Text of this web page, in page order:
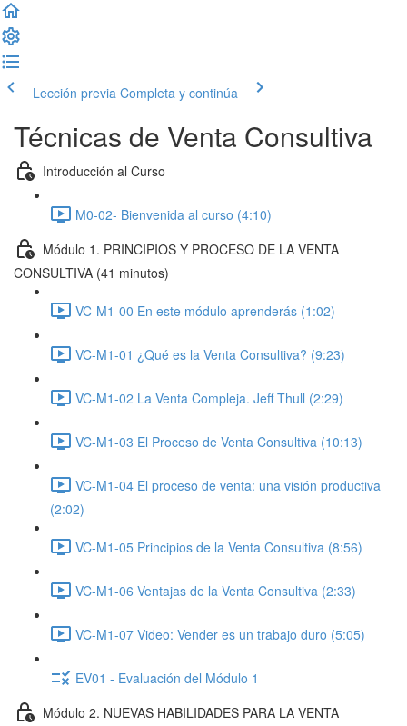
Lección previa Completa y continúa
Técnicas de Venta Consultiva
Introducción al Curso
M0-02- Bienvenida al curso (4:10)
Módulo 1. PRINCIPIOS Y PROCESO DE LA VENTA
CONSULTIVA (41 minutos)
VC-M1-00 En este módulo aprenderás (1:02)
VC-M1-01 ¿Qué es la Venta Consultiva? (9:23)
VC-M1-02 La Venta Compleja. Jeff Thull (2:29)
VC-M1-03 El Proceso de Venta Consultiva (10:13)
VC-M1-04 El proceso de venta: una visión productiva
(2:02)
VC-M1-05 Principios de la Venta Consultiva (8:56)
VC-M1-06 Ventajas de la Venta Consultiva (2:33)
VC-M1-07 Video: Vender es un trabajo duro (5:05)
EV01 - Evaluación del Módulo 1
Módulo 2. NUEVAS HABILIDADES PARA LA VENTA